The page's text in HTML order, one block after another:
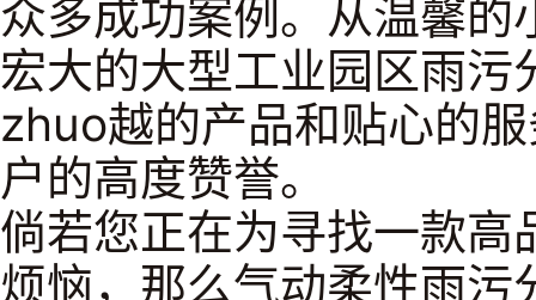
众多成功案例。从温馨
宏大的大型工业园区雨
zhuo越的产品和贴心的
户的高度赞誉。
倘若您正在为寻找一款
烦恼，那么气动柔性雨